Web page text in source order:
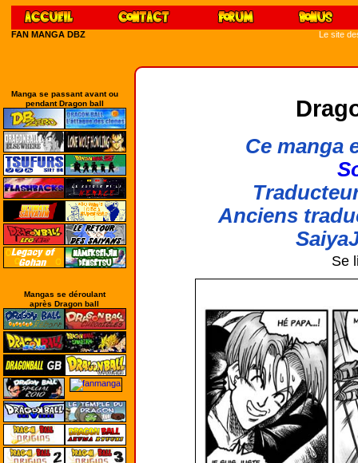
FAN MANGA DBZ Le site
Manga se passant avant ou
pendant Dragon ball
Mangas se déroulant
après Dragon ball
Ce manga
Anciens
Se